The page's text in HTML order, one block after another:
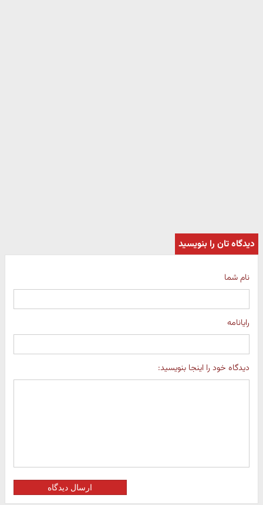
دیدگاه تان را بنویسید
نام شما
رایانامه
دیدگاه خود را اینجا بنویسید:
ارسال دیدگاه